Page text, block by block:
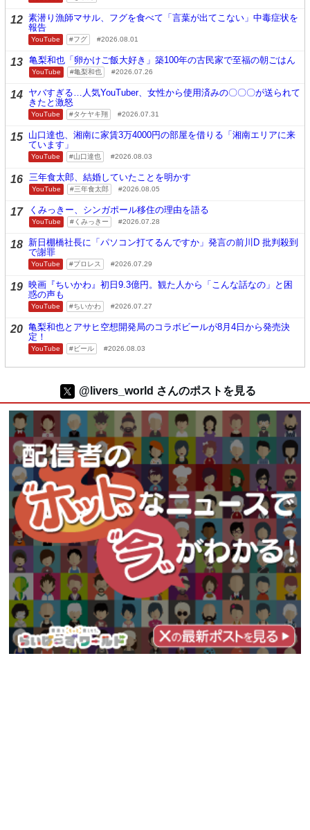
12 素潜り漁師マサル、フグを食べて「言葉が出てこない」中毒症状を
報告
YouTube フグ 2026.08.01
13 亀梨和也「卵かけご飯大好き」築100年の古民家で至福の朝ごはん
YouTube 亀梨和也 2026.07.26
14 ヤバすぎる…人気YouTuber、女性から使用済みの〇〇〇が送られて
きたと激怒
YouTube タケヤキ翔 2026.07.31
15 山口達也、湘南に家賃3万4000円の部屋を借りる「湘南エリアに来
ています」
YouTube 山口達也 2026.08.03
16 三年食太郎、結婚していたことを明かす
YouTube 三年食太郎 2026.08.05
17 くみっきー、シンガポール移住の理由を語る
YouTube くみっきー 2026.07.28
18 新日棚橋社長に「パソコン打てるんですか」発言の前川D 批判殺到
で謝罪
YouTube プロレス 2026.07.29
19 映画『ちいかわ』初日9.3億円。観た人から「こんな話なの」と困
惑の声も
YouTube ちいかわ 2026.07.27
20 亀梨和也とアサヒ空想開発局のコラボビールが8月4日から発売決
定！
YouTube ビール 2026.08.03
@livers_world さんのポストを見る